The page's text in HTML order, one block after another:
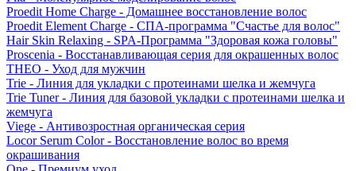
Proedit Home Charge - Домашнее восстановление волос
Proedit Element Charge - СПА-программа "Счастье для волос"
Hair Skin Relaxing - SPA-Программа "Здоровая кожа головы"
Proscenia - Восстанавливающая серия для окрашенных волос
THEO - Уход для мужчин
Trie - Линия для укладки с протеинами шелка и жемчуга
Trie Tuner - Линия для базовой укладки с протеинами шелка и
жемчуга
Viege - Антивозростная органическая серия
Locor Serum Color - Восстановление волос во время
окрашивания